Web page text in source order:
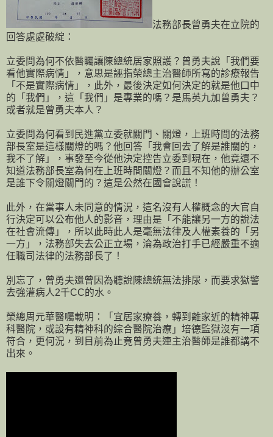
法務部長曾勇夫在立院的
回答處處破綻：
立委問為何不依醫矚讓陳總統居家照護？曾勇夫說「我們要
看他實際病情」，意思是誣指榮總主治醫師所寫的診療報告
「不是實際病情」，此外，最後決定如何決定的就是他口中
的「我們」，這「我們」是專業的嗎？是馬英九加曾勇夫？
或者就是曾勇夫本人？
立委問為何看到民進黨立委就關門、關燈，上班時間的法務
部長室是這樣關燈的嗎？他回答「我會回去了解是誰關的，
我不了解」，事發至今從他決定控告立委到現在，他竟還不
知道法務部長室為何在上班時間關燈？而且不知他的辦公室
是誰下令關燈關門的？這是公然在國會說謊！
此外，在當事人未同意的情況，這名沒有人權概念的大官自
行決定可以公布他人的影音，理由是「不能讓另一方的說法
在社會流傳」，所以此時此人是毫無法律及人權素養的「另
一方」，法務部失去公正立場，淪為政治打手已經嚴重不適
任職司法律的法務部長了！
別忘了，曾勇夫還曾因為聽說陳總統無法排尿，而要求獄警
去強灌病人2千CC的水。
榮總周元華醫囑載明：「宜居家療養，轉到離家近的精神專
科醫院，或設有精神科的綜合醫院治療」培德監獄沒有一項
符合，更何況，到目前為止竟曾勇夫連主治醫師是誰都講不
出來。